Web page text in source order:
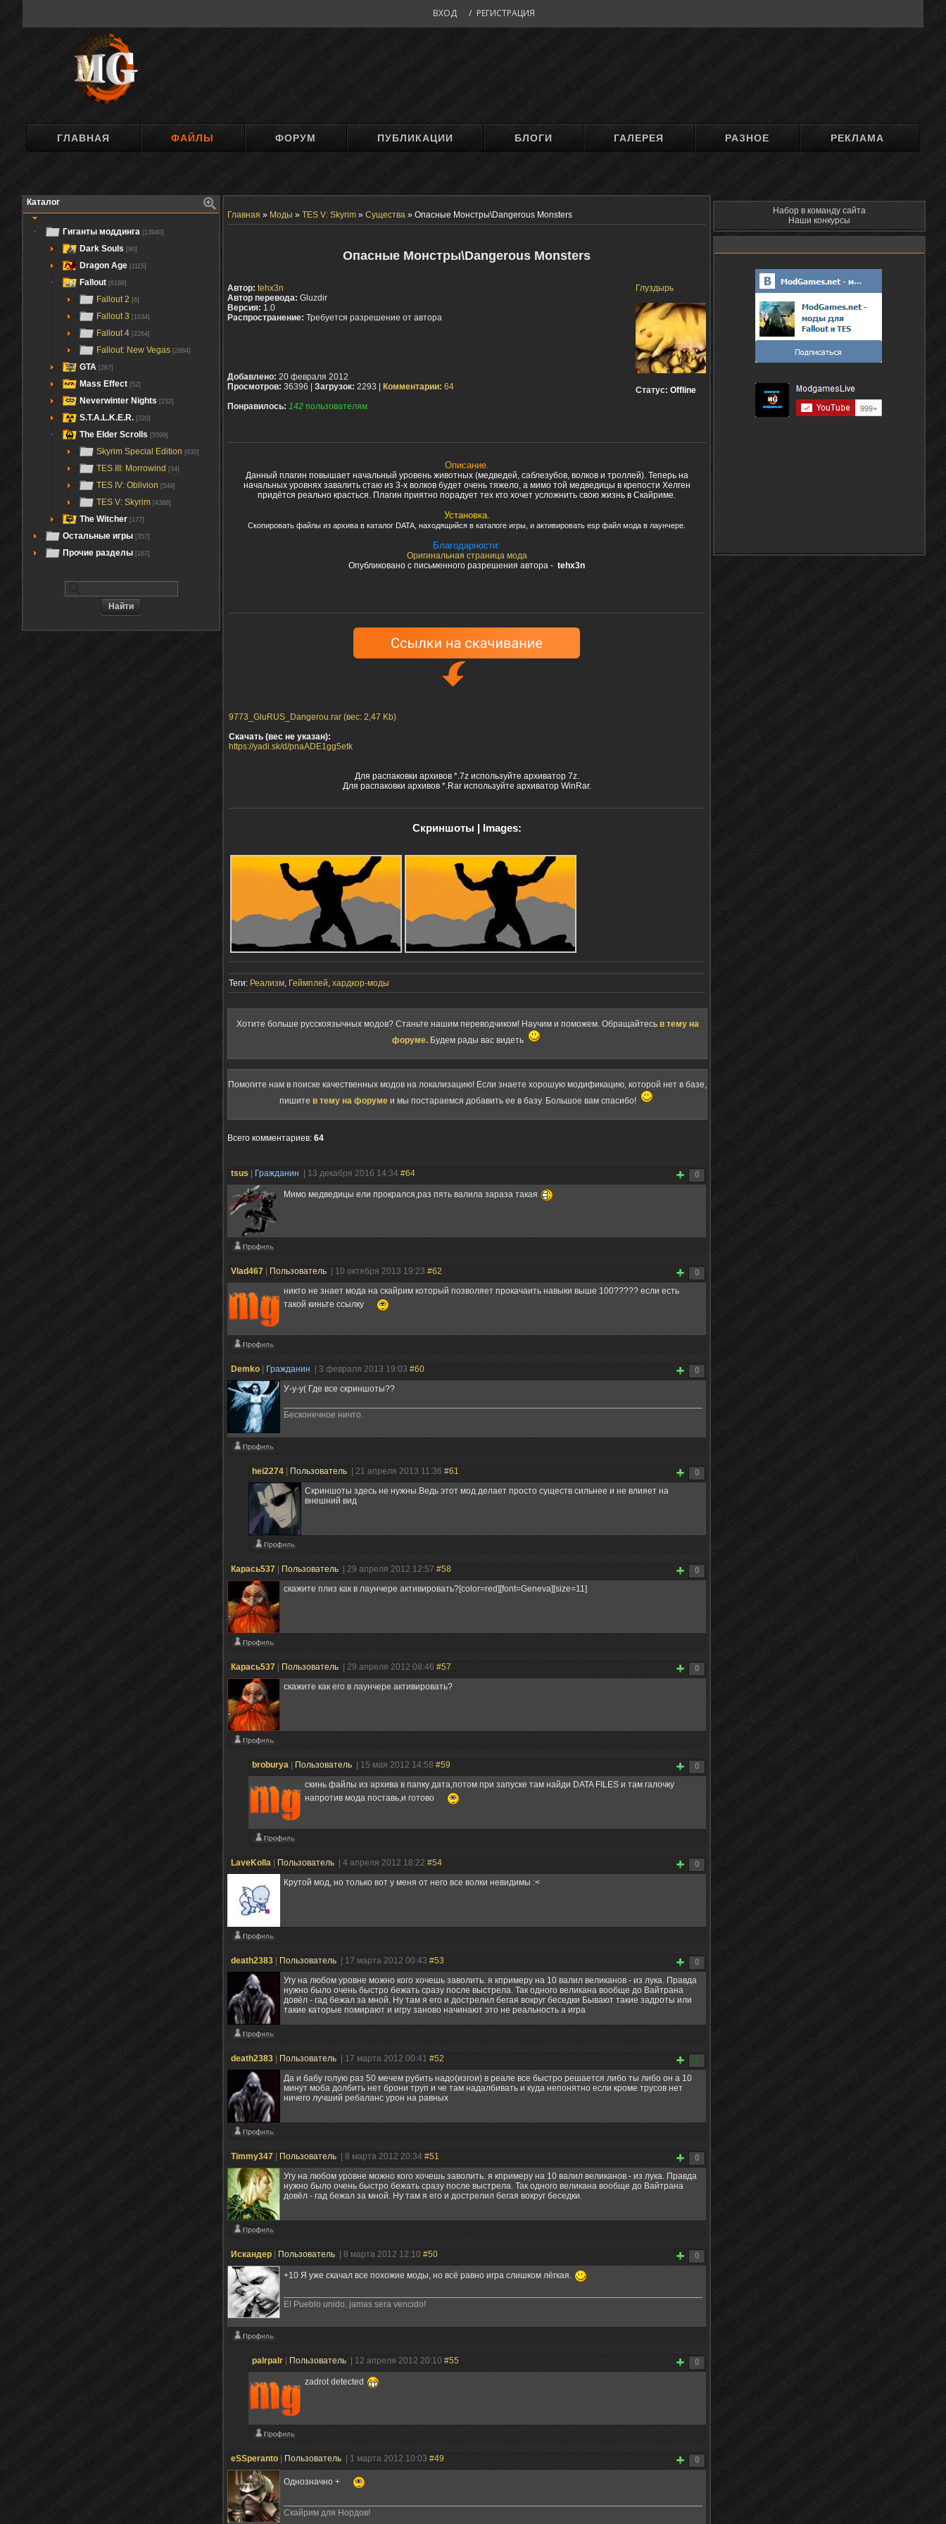
ВХОД / РЕГИСТРАЦИЯ
ГЛАВНАЯ ФАЙЛЫ ФОРУМ ПУБЛИКАЦИИ БЛОГИ ГАЛЕРЕЯ РАЗНОЕ РЕКЛАМА
Каталог
Гиганты моддинга [13940]
Dark Souls [90]
Dragon Age [1115]
Fallout [6188]
Fallout 2 [6]
Fallout 3 [1034]
Fallout 4 [2264]
Fallout: New Vegas [2884]
GTA [267]
Mass Effect [52]
Neverwinter Nights [232]
S.T.A.L.K.E.R. [220]
The Elder Scrolls [5599]
Skyrim Special Edition [630]
TES III: Morrowind [34]
TES IV: Oblivion [549]
TES V: Skyrim [4386]
The Witcher [177]
Остальные игры [357]
Прочие разделы [167]
Главная » Моды » TES V: Skyrim » Существа » Опасные Монстры\Dangerous Monsters
Опасные Монстры\Dangerous Monsters
Глуздырь
Статус: Offline
Автор: tehx3n
Автор перевода: Gluzdir
Версия: 1.0
Распространение: Требуется разрешение от автора
Добавлено: 20 февраля 2012
Просмотров: 36396 | Загрузок: 2293 | Комментарии: 64
Понравилось: 142 пользователям
Описание.
Данный плагин повышает начальный уровень животных (медведей, саблезубов, волков и троллей). Теперь на
начальных уровнях завалить стаю из 3-х волков будет очень тяжело, а мимо той медведицы в крепости Хелген
придётся реально красться. Плагин приятно порадует тех кто хочет усложнить свою жизнь в Скайриме.
Установка.
Скопировать файлы из архива в каталог DATA, находящийся в каталоге игры, и активировать esp файл мода в лаунчере.
Благодарности:
Оригинальная страница мода
Опубликовано с письменного разрешения автора - tehx3n
9773_GluRUS_Dangerou.rar (вес: 2,47 Kb)
Скачать (вес не указан):
https://yadi.sk/d/pnaADE1gg5etk
Для распаковки архивов *.7z используйте архиватор 7z.
Для распаковки архивов *.Rar используйте архиватор WinRar.
Скриншоты | Images:
Теги: Реализм, Геймплей, хардкор-моды
Хотите больше русскоязычных модов? Станьте нашим переводчиком! Научим и поможем. Обращайтесь в тему на
форуме. Будем рады вас видеть
Помогите нам в поиске качественных модов на локализацию! Если знаете хорошую модификацию, которой нет в базе,
пишите в тему на форуме и мы постараемся добавить ее в базу. Большое вам спасибо!
Всего комментариев: 64
0
tsus Гражданин | 13 декабря 2016 14:34 #64
Мимо медведицы ели прокрался,раз пять валила зараза такая
0
Vlad467 Пользователь | 10 октября 2013 19:23 #62
никто не знает мода на скайрим который позволяет прокачаить навыки выше 100????? если есть
такой киньте ссылку
0
Demko Гражданин | 3 февраля 2013 19:03 #60
У-у-у( Где все скриншоты??
Бесконечное ничто.
0
hei2274 Пользователь | 21 апреля 2013 11:36 #61
Скриншоты здесь не нужны.Ведь этот мод делает просто существ сильнее и не влияет на
внешний вид
0
Карась537 Пользователь | 29 апреля 2012 12:57 #58
скажите плиз как в лаунчере активировать?[color=red][font=Geneva][size=11]
0
Карась537 Пользователь | 29 апреля 2012 08:46 #57
скажите как его в лаунчере активировать?
0
broburya Пользователь | 15 мая 2012 14:58 #59
скинь файлы из архива в папку дата,потом при запуске там найди DATA FILES и там галочку
напротив мода поставь,и готово
0
LaveKolla Пользователь | 4 апреля 2012 18:22 #54
Крутой мод, но только вот у меня от него все волки невидимы :<
0
death2383 Пользователь | 17 марта 2012 00:43 #53
Угу на любом уровне можно кого хочешь заволить. я кпримеру на 10 валил великанов - из лука. Правда
нужно было очень быстро бежать сразу после выстрела. Так одного великана вообще до Вайтрана
довёл - гад бежал за мной. Ну там я его и дострелил бегая вокруг беседки Бывают такие задроты или
такие каторые помирают и игру заново начинают это не реальность а игра
1
death2383 Пользователь | 17 марта 2012 00:41 #52
Да и бабу голую раз 50 мечем рубить надо(изгои) в реале все быстро решается либо ты либо он а 10
минут моба долбить нет брони труп и че там надалбивать и куда непонятно если кроме трусов нет
ничего лучший ребаланс урон на равных
0
Timmy347 Пользователь | 8 марта 2012 20:34 #51
Угу на любом уровне можно кого хочешь заволить. я кпримеру на 10 валил великанов - из лука. Правда
нужно было очень быстро бежать сразу после выстрела. Так одного великана вообще до Вайтрана
довёл - гад бежал за мной. Ну там я его и дострелил бегая вокруг беседки.
0
Искандер Пользователь | 8 марта 2012 12:10 #50
+10 Я уже скачал все похожие моды, но всё равно игра слишком лёгкая.
El Pueblo unido, jamas sera vencido!
0
palrpalr Пользователь | 12 апреля 2012 20:10 #55
zadrot detected
0
eSSperanto Пользователь | 1 марта 2012 10:03 #49
Однозначно +
Скайрим для Нордов!
Набор в команду сайта
Наши конкурсы